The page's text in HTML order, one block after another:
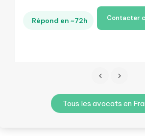
Répond en ~72h Contacter
Tous les avocats en